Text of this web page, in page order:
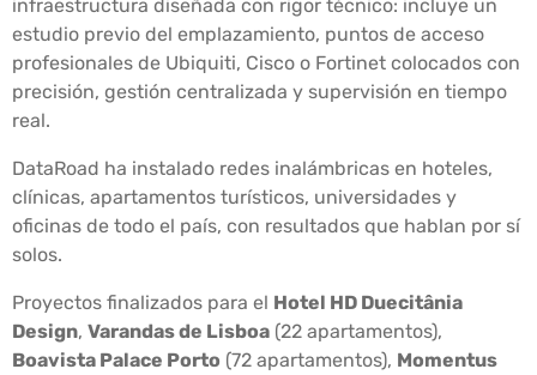
infraestructura diseñada con rigor técnico: incluye un
estudio previo del emplazamiento, puntos de acceso
profesionales de Ubiquiti, Cisco o Fortinet colocados con
precisión, gestión centralizada y supervisión en tiempo
real.
DataRoad ha instalado redes inalámbricas en hoteles,
clínicas, apartamentos turísticos, universidades y
oficinas de todo el país, con resultados que hablan por sí
solos.
Proyectos finalizados para el Hotel HD Duecitânia
Design, Varandas de Lisboa (22 apartamentos),
Boavista Palace Porto (72 apartamentos), Momentus